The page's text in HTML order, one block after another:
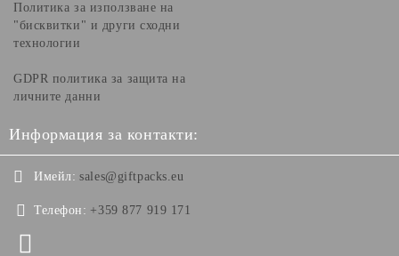
Политика за използване на
"бисквитки" и други сходни
технологии
GDPR политика за защита на
личните данни
Информация за контакти:
Имейл: sales@giftpacks.eu
Телефон: +359 877 919 171